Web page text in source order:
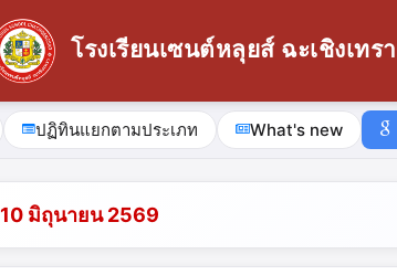
โรงเรียนเซนต์หลุยส์ ฉะเชิงเท
ปฏิทินแยกตามประเภท What's new
10 มิถุนายน 2569